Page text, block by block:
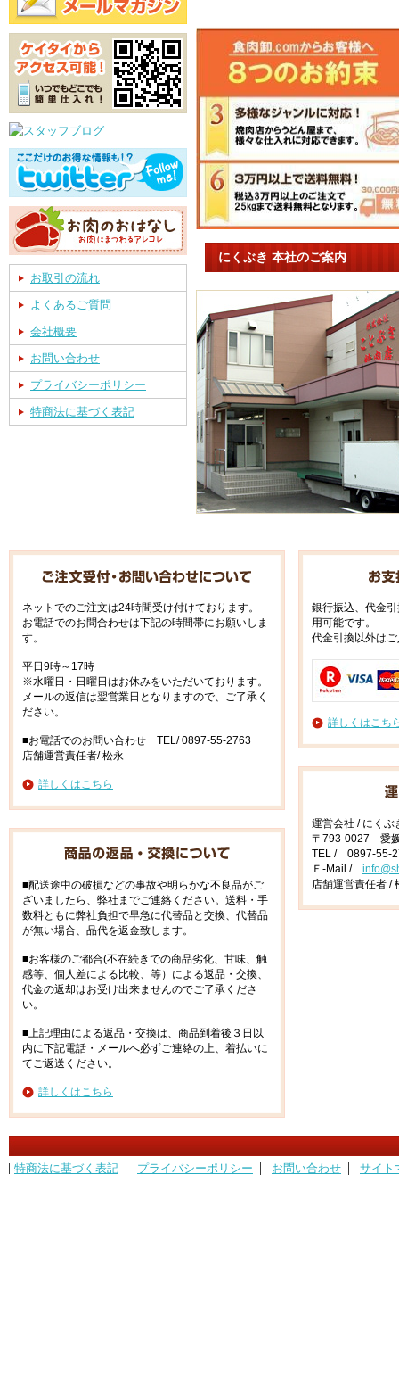
お取引の流れ
よくあるご質問
会社概要
お問い合わせ
プライバシーポリシー
特商法に基づく表記
にくぶき 本社のご案内
ネットでのご注文は24時間受け付けております。
お電話でのお問合わせは下記の時間帯にお願いしま
す。
平日9時～17時
※水曜日・日曜日はお休みをいただいております。
メールの返信は翌営業日となりますので、ご了承く
ださい。
■お電話でのお問い合わせ TEL/ 0897-55-2763
店舗運営責任者/ 松永
詳しくはこちら
■配送途中の破損などの事故や明らかな不良品がご
ざいましたら、弊社までご連絡ください。送料・手
数料ともに弊社負担で早急に代替品と交換、代替品
が無い場合、品代を返金致します。
■お客様のご都合(不在続きでの商品劣化、甘味、触
感等、個人差による比較、等）による返品・交換、
代金の返却はお受け出来ませんのでご了承くださ
い。
■上記理由による返品・交換は、商品到着後３日以
内に下記電話・メールへ必ずご連絡の上、着払いに
てご返送ください。
詳しくはこちら
銀行振込、代金
用可能です。
代金引換以外は
詳しくはこち
運営会社 / にくぶ
〒793-0027 愛
TEL / 0897-55-
Ｅ-Mail /
店舗運営責任者 /
特商法に基づく表記 プライバシーポリシー お問い合わせ サイト